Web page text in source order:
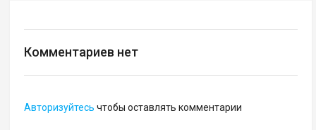
Комментариев нет
Авторизуйтесь чтобы оставлять комментарии